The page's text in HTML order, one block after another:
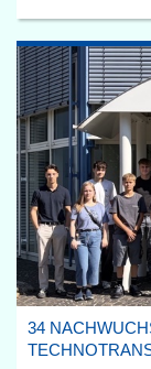
34